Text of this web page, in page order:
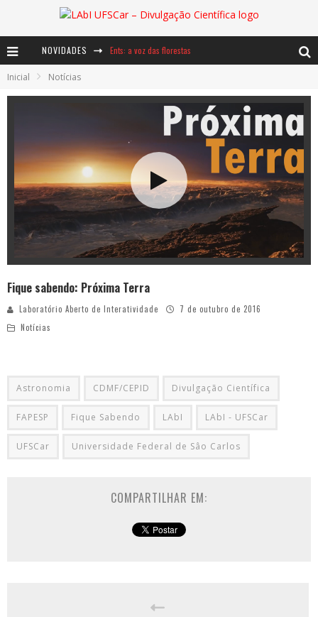
NOVIDADES
Baú de Histórias - A jamais imaginada aventura com os moinhos de vento
Inicial Notícias
Fique sabendo: Próxima Terra
Laboratório Aberto de Interatividade
7 de outubro de 2016
Notícias
Astronomia CDMF/CEPID Divulgação Científica
FAPESP Fique Sabendo LAbI LAbI - UFSCar
UFSCar Universidade Federal de Sâo Carlos
COMPARTILHAR EM: